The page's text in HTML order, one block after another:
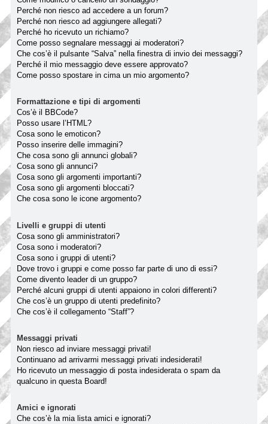
Perché non riesco ad accedere a un forum?
Perché non riesco ad aggiungere allegati?
Perché ho ricevuto un richiamo?
Come posso segnalare messaggi ai moderatori?
Che cos’è il pulsante “Salva” nella finestra di invio dei messaggi?
Perché il mio messaggio deve essere approvato?
Come posso spostare in cima un mio argomento?
Formattazione e tipi di argomenti
Cos’è il BBCode?
Posso usare l’HTML?
Cosa sono le emoticon?
Posso inserire delle immagini?
Che cosa sono gli annunci globali?
Cosa sono gli annunci?
Cosa sono gli argomenti importanti?
Cosa sono gli argomenti bloccati?
Che cosa sono le icone argomento?
Livelli e gruppi di utenti
Cosa sono gli amministratori?
Cosa sono i moderatori?
Cosa sono i gruppi di utenti?
Dove trovo i gruppi e come posso far parte di uno di essi?
Come divento leader di un gruppo?
Perché alcuni gruppi di utenti appaiono in colori differenti?
Che cos’è un gruppo di utenti predefinito?
Che cos’è il collegamento “Staff”?
Messaggi privati
Non riesco ad inviare messaggi privati!
Continuano ad arrivarmi messaggi privati indesiderati!
Ho ricevuto un messaggio di posta indesiderata o spam da
qualcuno in questa Board!
Amici e ignorati
Che cos’è la mia lista amici e ignorati?